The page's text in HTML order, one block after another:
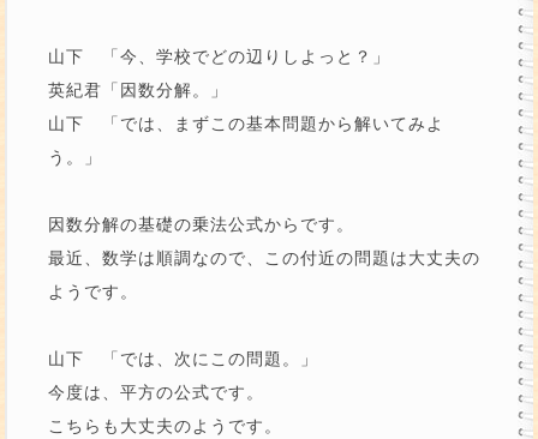
山下 「今、学校でどの辺りしよっと？」
英紀君「因数分解。」
山下 「では、まずこの基本問題から解いてみよ
う。」
因数分解の基礎の乗法公式からです。
最近、数学は順調なので、この付近の問題は大丈夫の
ようです。
山下 「では、次にこの問題。」
今度は、平方の公式です。
こちらも大丈夫のようです。